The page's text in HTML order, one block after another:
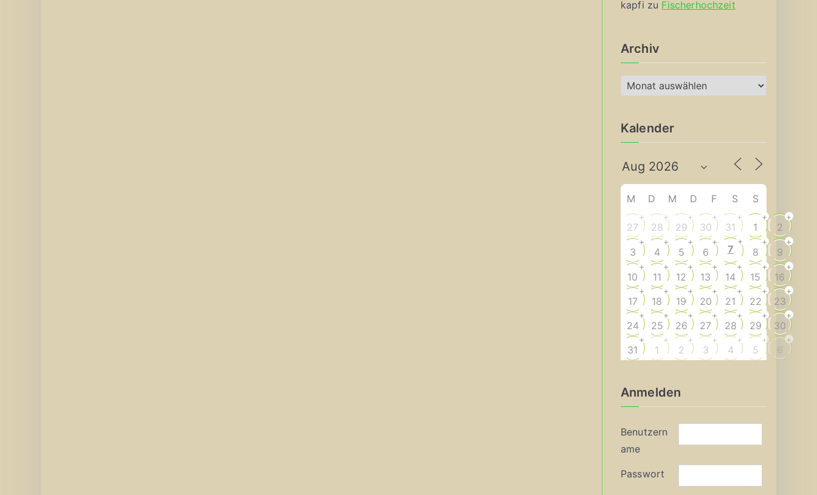
kapfi zu Fischerhochzeit
Archiv
r
h
v
Kalender
M D M D F S S
27
+
28
+
29
+
30
+
31
+
1
+
2
+
3
+
4
+
5
+
6
+
7
+
8
+
9
+
10
+
11
+
12
+
13
+
14
+
15
+
16
+
17
+
18
+
19
+
20
+
21
+
22
+
23
+
24
+
25
+
26
+
27
+
28
+
29
+
30
+
31
+
1
+
2
+
3
+
4
+
5
+
6
+
Anmelden
Benutzern
ame
Passwort